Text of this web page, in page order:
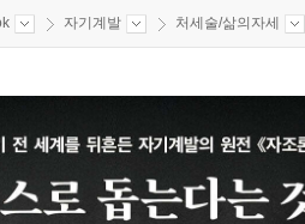
자기계발 처세술/삶의자세